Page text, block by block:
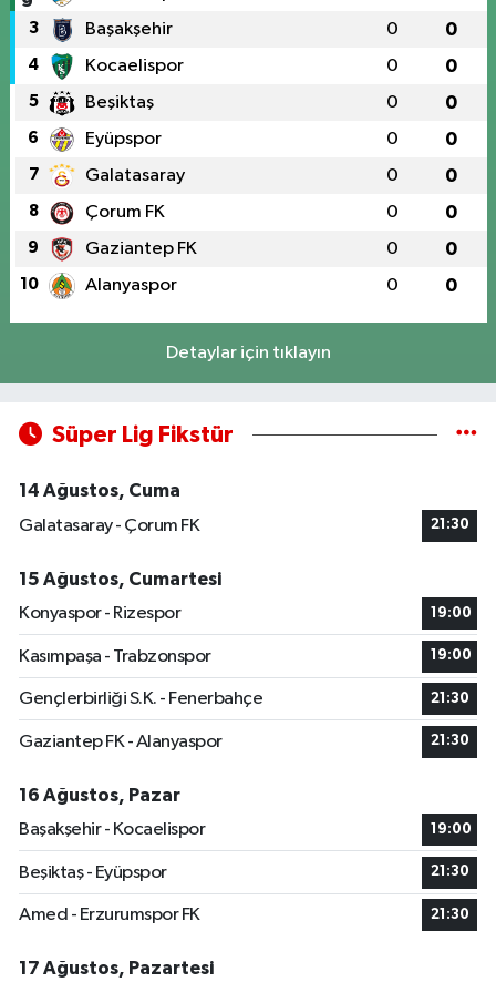
3 Başakşehir 0 0
4 Kocaelispor 0 0
5 Beşiktaş 0 0
6 Eyüpspor 0 0
7 Galatasaray 0 0
8 Çorum FK 0 0
9 Gaziantep FK 0 0
10 Alanyaspor 0 0
Detaylar için tıklayın
Süper Lig Fikstür
14 Ağustos, Cuma
Galatasaray - Çorum FK
21:30
15 Ağustos, Cumartesi
Konyaspor - Rizespor
19:00
Kasımpaşa - Trabzonspor 19:00
Gençlerbirliği S.K. - Fenerbahçe 21:30
Gaziantep FK - Alanyaspor 21:30
16 Ağustos, Pazar
Başakşehir - Kocaelispor
19:00
Beşiktaş - Eyüpspor 21:30
Amed - Erzurumspor FK 21:30
17 Ağustos, Pazartesi